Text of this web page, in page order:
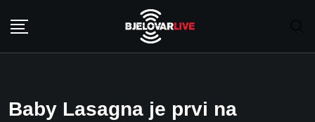
Baby Lasagna je prvi na